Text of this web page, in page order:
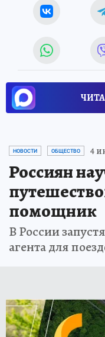
НОВОСТИ ОБЩЕСТВО 4
Россиян
помощник
В России
агента для